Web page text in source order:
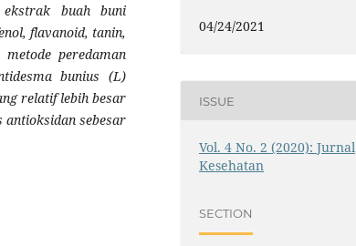
buah buni
flavanoid, tanin,
peredaman
bunius (L)
relatif lebih besar
sebesar
04/24/2021
ISSUE
Vol. 4 No. 2 (2020): Jurnal
Kesehatan
SECTION